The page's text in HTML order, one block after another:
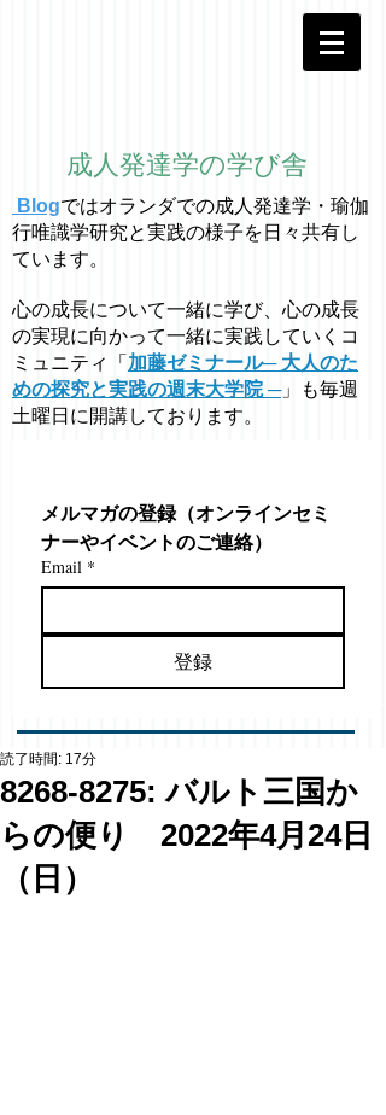
成人発達学の学び舎
Blogではオラ ンダでの成人発達学・ 瑜伽
行唯識学研究と実践の様子を日々共有し
ています。
心の成長について一緒に学び、心の成長
の実現に向かって一緒に実践していくコ
ミュニティ「 加藤ゼミナール─ 大人のた
めの探究と実践の週末大学院 ─」も毎週
土曜日に開講しております。
メルマガの登録（オンラインセミ
ナーやイベントのご連絡）
Email *
登録
8268-8275: バルト三国か
らの便り 2022年4月24日
（日）
読了時間: 17分